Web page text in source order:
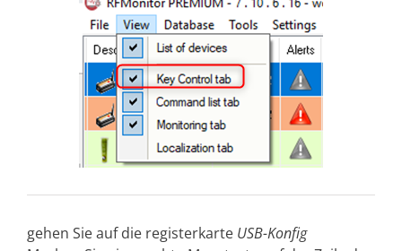
gehen Sie auf die registerkarte USB-Konfig